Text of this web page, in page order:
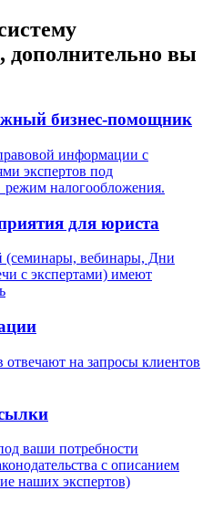
дополнительно вы
бизнес-помощник
информации с
экспертов под
налогообложения.
для юриста
(семинары, вебинары, Дни
с экспертами) имеют
на запросы клиентов
ваши потребности
с описанием
наших экспертов)